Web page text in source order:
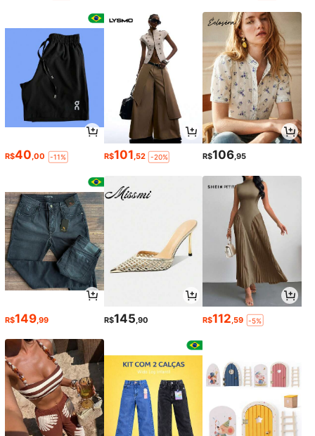
R$40,00 -11% R$101,52 -20% R$106,95
R$149 ,99 R$145 ,90 R$112 ,59 -5%